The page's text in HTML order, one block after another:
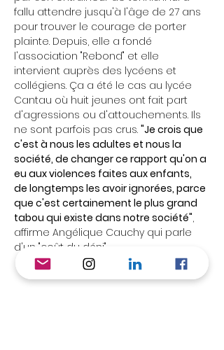
fallu attendre jusqu'à l'âge de 27 ans
pour trouver le courage de porter
plainte. Depuis, elle a fondé
l'association "Rebond" et elle
intervient auprès des lycéens et
collégiens. Ça a été le cas au lycée
Cantau où huit jeunes ont fait part
d'agressions ou d'attouchements. Ils
ne sont parfois pas crus. "Je crois que
c'est à nous les adultes et nous la
société, de changer ce rapport qu'on a
eu aux violences faites aux enfants,
de longtemps les avoir ignorées, parce
que c'est certainement le plus grand
tabou qui existe dans notre société",
affirme Angélique Cauchy qui parle
d'un "coût du déni".